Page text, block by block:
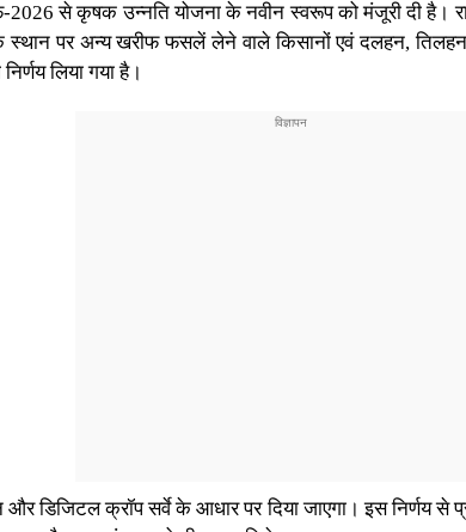
2026 से कृषक उन्नति योजना के नवीन स्वरूप को मंजूरी दी है।
पर अन्य खरीफ फसलें लेने वाले किसानों एवं दलहन,
लिया गया है।
डिजिटल क्रॉप सर्वे के आधार पर दिया जाएगा। इस निर्णय